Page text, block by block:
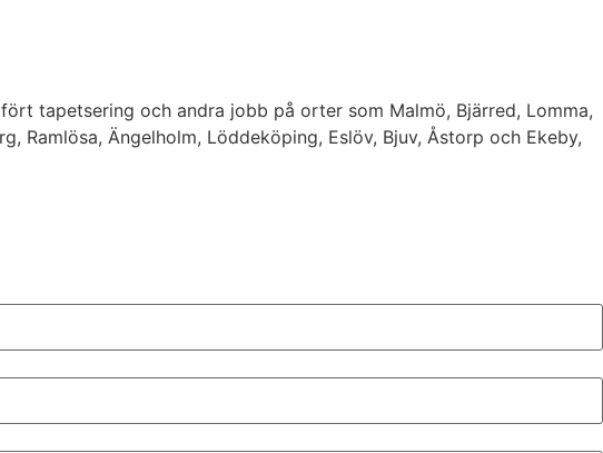
tapetsering och andra jobb på orter som Malmö, Bjärred, Lomma,
Ramlösa, Ängelholm, Löddeköping, Eslöv, Bjuv, Åstorp och Ekeby,